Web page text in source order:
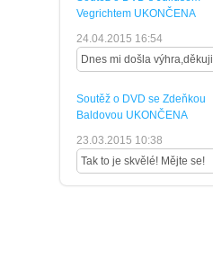
Vegrichtem UKONČENA
24.04.2015 16:54
Dnes mi došla výhra,děkuji.
Soutěž o DVD se Zdeňkou
Baldovou UKONČENA
23.03.2015 10:38
Tak to je skvělé! Mějte se!